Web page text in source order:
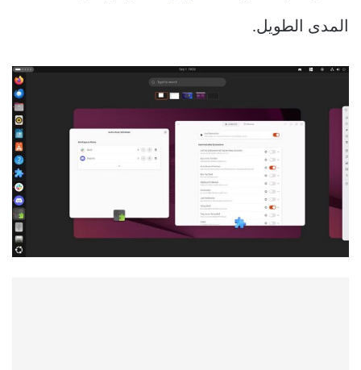
المدى الطويل.